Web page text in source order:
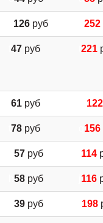
126 руб 252
47 руб 221
61 руб 122
78 руб 156
57 руб 114
58 руб 116
39 руб 198